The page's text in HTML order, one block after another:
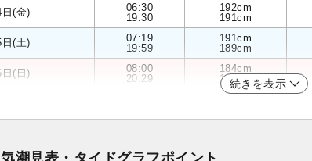
(金)
06:30
19:30
192cm
191cm
(土)
07:19
19:59
191cm
189cm
(日)
08:00
20:29
184cm
185cm
続きを表示
潮見表・タイドグラフポイント